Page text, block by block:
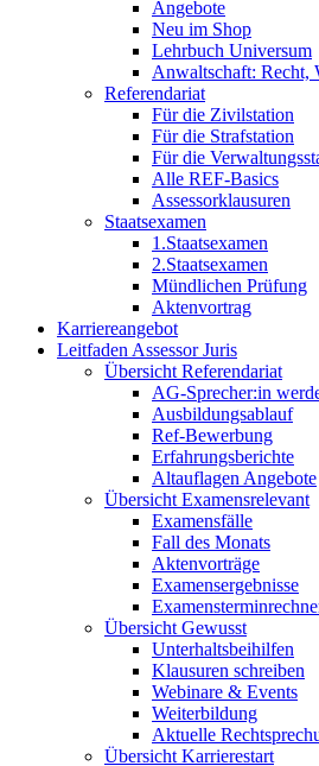
Angebote
Neu im Shop
Lehrbuch Universum
Anwaltschaft: Recht,
Referendariat
Für die Zivilstation
Für die Strafstation
Für die
Alle REF-Basics
Assessorklausuren
Staatsexamen
1.Staatsexamen
2.Staatsexamen
Mündlichen Prüfung
Aktenvortrag
Karriereangebot
Leitfaden Assessor Juris
Übersicht Referendariat
AG-Sprecher:in
Ausbildungsablauf
Ref-Bewerbung
Erfahrungsberichte
Altauflagen Angebote
Übersicht Examensrelevant
Examensfälle
Fall des Monats
Aktenvorträge
Examensergebnisse
Übersicht Gewusst
Unterhaltsbeihilfen
Klausuren schreiben
Webinare & Events
Weiterbildung
Aktuelle
Übersicht Karrierestart